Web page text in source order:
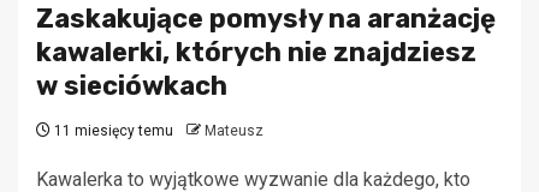
Zaskakujące pomysły na aranżację
kawalerki, których nie znajdziesz
w sieciówkach
11 miesięcy temu Mateusz
Kawalerka to wyjątkowe wyzwanie dla każdego, kto